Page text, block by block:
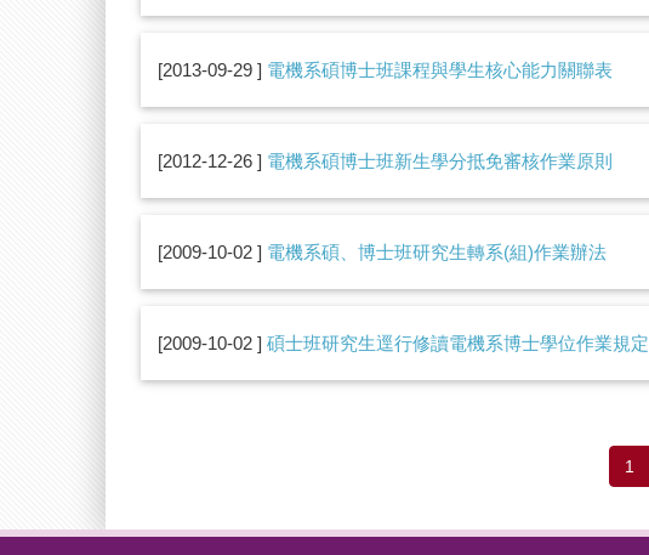
2013-09-29 電機系碩博士班課程與學生核心能力關聯表
2012-12-26 電機系碩博士班新生學分抵免審核作業原則
2009-10-02 電機系碩、博士班研究生轉系(組)作業辦法
2009-10-02 碩士班研究生逕行修讀電機系博士學位作業規定
1